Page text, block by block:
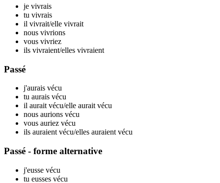
je vivrais
tu vivrais
il vivrait/elle vivrait
nous vivrions
vous vivriez
ils vivraient/elles vivraient
Passé
j'aurais vécu
tu aurais vécu
il aurait vécu/elle aurait vécu
nous aurions vécu
vous auriez vécu
ils auraient vécu/elles auraient vécu
Passé - forme alternative
j'eusse vécu
tu eusses vécu